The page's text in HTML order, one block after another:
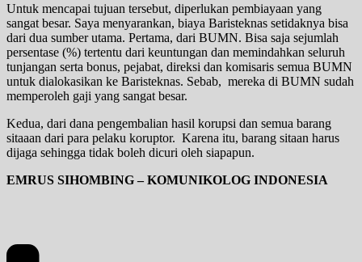
Untuk mencapai tujuan tersebut, diperlukan pembiayaan yang
sangat besar. Saya menyarankan, biaya Baristeknas setidaknya bisa
dari dua sumber utama. Pertama, dari BUMN. Bisa saja sejumlah
persentase (%) tertentu dari keuntungan dan memindahkan seluruh
tunjangan serta bonus, pejabat, direksi dan komisaris semua BUMN
untuk dialokasikan ke Baristeknas. Sebab, mereka di BUMN sudah
memperoleh gaji yang sangat besar.
Kedua, dari dana pengembalian hasil korupsi dan semua barang
sitaaan dari para pelaku koruptor. Karena itu, barang sitaan harus
dijaga sehingga tidak boleh dicuri oleh siapapun.
EMRUS SIHOMBING – KOMUNIKOLOG INDONESIA